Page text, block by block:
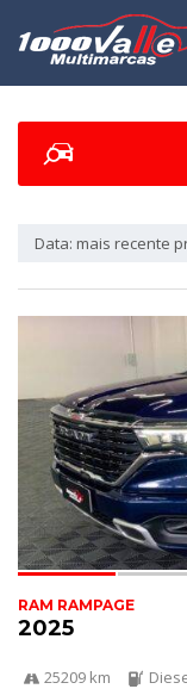
Data: mais recente
RAM RAMPAGE
2025
25209 km